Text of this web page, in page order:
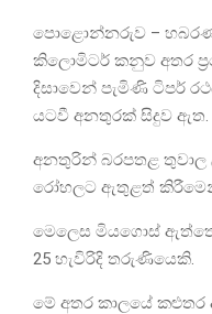
පොළොන්නරුව – හබරණ
කිලොමිටර් කනුව අතර
දිසාවෙන් පැමිණි ටිපර්
යටවී අනතුරක් සිදුව ඇත.
අනතුරින් බරපතළ
රෝහලට ඇතුළත්
මෙලෙස මියගොස් ඇත්තේ,
25 හැවිරිදි තරුණියෙකි.
මේ අතර කාලයේ